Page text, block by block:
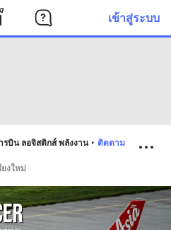
เข้าสู่ระบบ
บิน ลอจิสติกส์ พลังงาน • ติดตาม
งใหม่